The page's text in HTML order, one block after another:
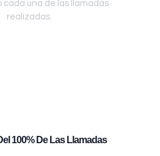
cada una de las llamadas
realizadas.
100% De Las Llamadas